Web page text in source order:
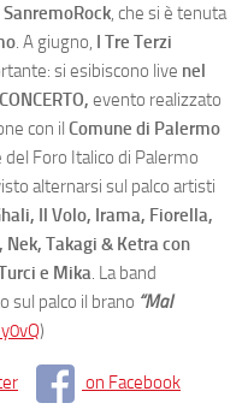
, che si è tenuta
. A giugno, I Tre Terzi
si esibiscono live nel
evento realizzato
con il Comune di Palermo
Foro Italico di Palermo
alternarsi sul palco artisti
Il Volo, Irama, Fiorella,
Takagi & Ketra con
e Mika. La band
sul palco il brano “Mal
)
on Facebook